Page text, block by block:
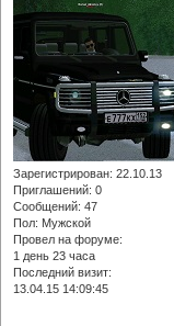
Зарегистрирован: 22.10.13
Приглашений: 0
Сообщений: 47
Пол: Мужской
Провел на форуме:
1 день 23 часа
Последний визит:
13.04.15 14:09:45